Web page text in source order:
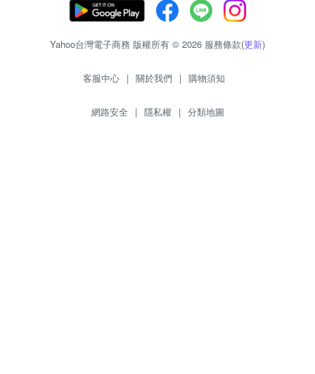
Yahoo台灣電子商務 版權所有 © 2026 服務條款(更新)
客服中心 | 關於我們 | 購物須知
網路安全 | 隱私權 | 分類地圖